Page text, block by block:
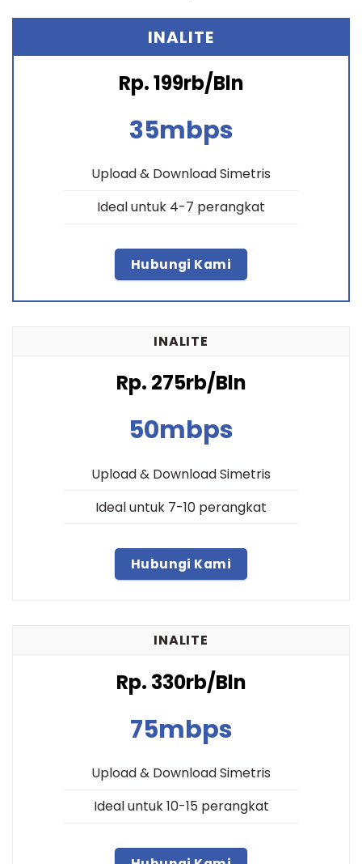
INALITE
Rp. 199rb/Bln
35mbps
Upload & Download Simetris
Ideal untuk 4-7 perangkat
Hubungi Kami
INALITE
Rp. 275rb/Bln
50mbps
Upload & Download Simetris
Ideal untuk 7-10 perangkat
Hubungi Kami
INALITE
Rp. 330rb/Bln
75mbps
Upload & Download Simetris
Ideal untuk 10-15 perangkat